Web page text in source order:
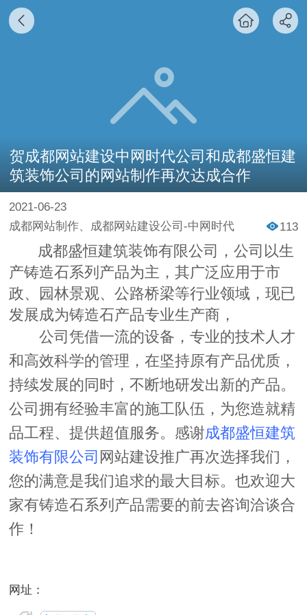
贺成都网站建设中网时代公司和成都盛恒建
筑装饰公司的网站制作再次达成合作
2021-06-23
成都网站制作、成都网站建设公司-中网时代
113
成都盛恒建筑装饰有限公司 ，公司以生
产铸造石系列产品为主，其广泛应用于市
政、园林景观、公路桥梁等行业领域，现已
发展成为铸造石产品专业生产商，
公司凭借一流的设备，专业的技术人才
和高效科学的管理，在坚持原有产品优质，
持续发展的同时，不断地研发出新的产品。
公司拥有经验丰富的施工队伍，为您造就精
品工程、提供超值服务。感谢成都盛恒建筑
装饰有限公司 网站建设推广再次选择我们，
您的满意是我们追求的最大目标。也欢迎大
家有铸造石系列产品需要的前去咨询洽谈合
作！
网址：